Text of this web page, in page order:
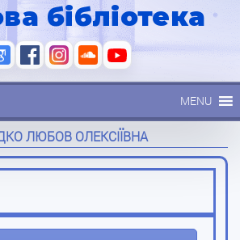
бібліотека
MENU
ЛЮБОВ ОЛЕКСІЇВНА